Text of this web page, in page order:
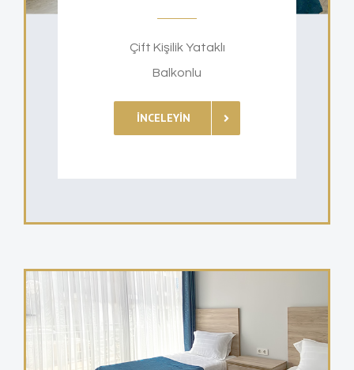
Çift Kişilik Yataklı
Balkonlu
İNCELEYIN